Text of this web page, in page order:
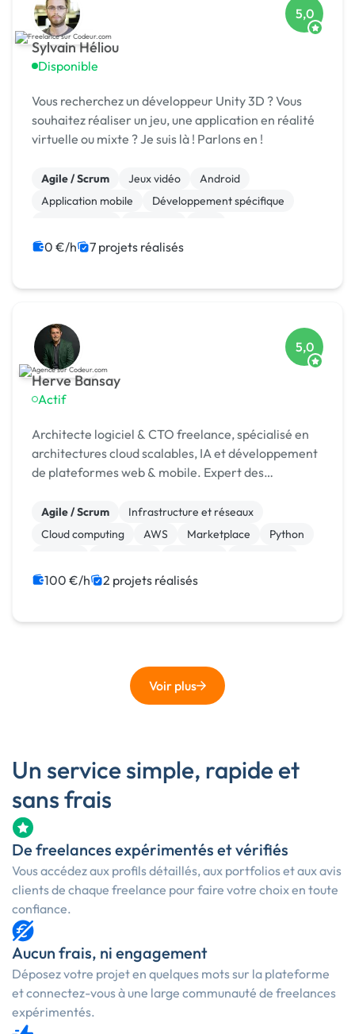
Sylvain Héliou
Disponible
5,0
Vous recherchez un développeur Unity 3D ? Vous
souhaitez réaliser un jeu, une application en réalité
virtuelle ou mixte ? Je suis là ! Parlons en !
Agile / Scrum Jeux vidéo
Android
Application mobile
Développement spécifique
Gestion de projet
0 €/h 7 projets réalisés
Herve Bansay
Actif
5,0
Architecte logiciel & CTO freelance, spécialisé en
architectures cloud scalables, IA et développement
de plateformes web & mobile. Expert des
marketplaces et Web3,
Agile / Scrum
Infrastructure et réseaux
Cloud computing
AWS Marketplace
Python
100 €/h 2 projets réalisés
Voir plus
Un service simple, rapide et
sans frais
De freelances expérimentés et vérifiés
Vous accédez aux profils détaillés, aux portfolios et aux avis
clients de chaque freelance pour faire votre choix en toute
confiance.
Aucun frais, ni engagement
Déposez votre projet en quelques mots sur la plateforme
et connectez-vous à une large communauté de freelances
expérimentés.